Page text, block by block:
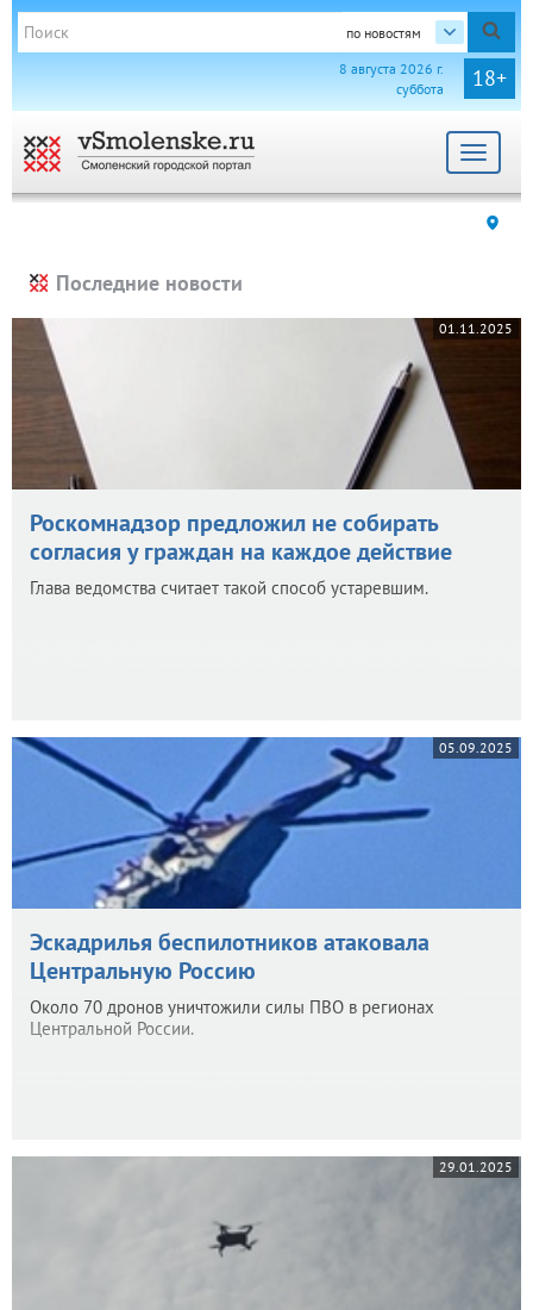
по новостям
18+
8 августа 2026 г.
суббота
Toggle
Последние новости
01.11.2025
Роскомнадзор предложил не собирать
согласия у граждан на каждое действие
Глава ведомства считает такой способ устаревшим.
05.09.2025
Эскадрилья беспилотников атаковала
Центральную Россию
Около 70 дронов уничтожили силы ПВО в регионах
Центральной России.
29.01.2025